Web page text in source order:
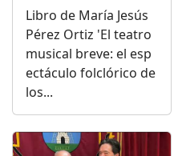
Libro de María Jesús
Pérez Ortiz 'El teatro
musical breve: el esp
ectáculo folclórico de
los...